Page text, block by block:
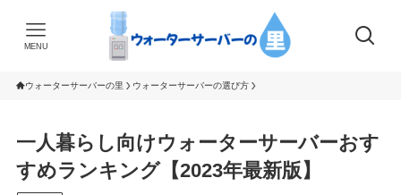
MENU
ウォーターサーバーの里 ウォーターサーバーの選び方
一人暮らし向けウォーターサーバーおす
すめランキング【2023年最新版】